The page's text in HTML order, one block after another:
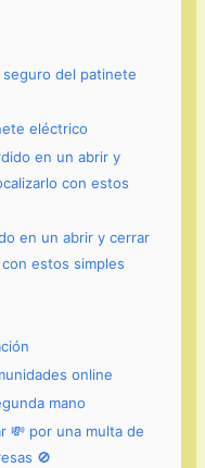
del patinete
eléctrico
en un abrir y
con estos
en un abrir y cerrar
estos simples
online
mano
💸 por una multa de
🚫